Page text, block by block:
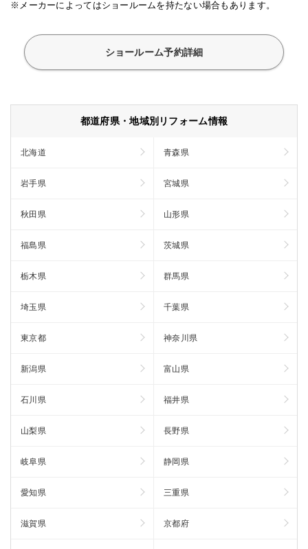
※メーカーによってはショールームを持たない場合もあります。
ショールーム予約詳細
都道府県・地域別リフォーム情報
北海道 青森県
岩手県 宮城県
秋田県 山形県
福島県 茨城県
栃木県 群馬県
埼玉県 千葉県
東京都 神奈川県
新潟県 富山県
石川県 福井県
山梨県 長野県
岐阜県 静岡県
愛知県 三重県
滋賀県 京都府